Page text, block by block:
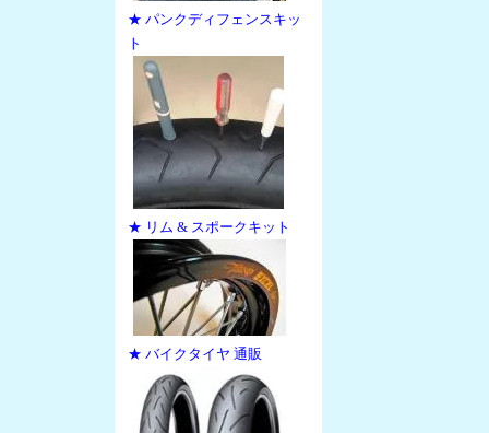
★ パンクディフェンスキッ
ト
★ リム & スポークキット
★ バイクタイヤ 通販